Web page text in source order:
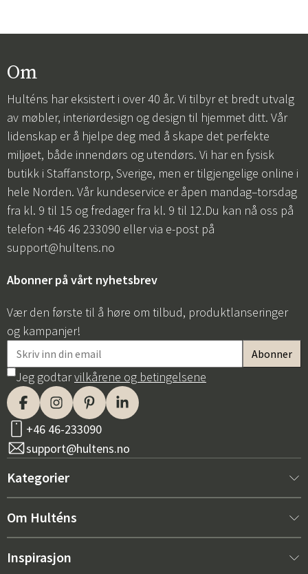
Om
Hulténs har eksistert i over 40 år. Vi tilbyr et bredt utvalg
av møbler, interiørdesign og design til hjemmet ditt. Vår
lidenskap er å hjelpe deg med å skape det perfekte
miljøet, både innendørs og utendørs. Vi har en fysisk
butikk i Staffanstorp, Sverige, men er tilgjengelige online i
hele Norden. Vår kundeservice er åpen mandag–torsdag
fra kl. 9 til 15 og fredager fra kl. 9 til 12.Du kan nå oss på
telefon +46 46 233090 eller via e-post på
support@hultens.no
Abonner på vårt nyhetsbrev
Vær den første til å høre om tilbud, produktlanseringer
og kampanjer!
Jeg godtarvilkårene og betingelsene
+46 46-233090
support@hultens.no
Kategorier
Nytt hos oss
Om Hulténs
Om Hulténs
Inspirasjon